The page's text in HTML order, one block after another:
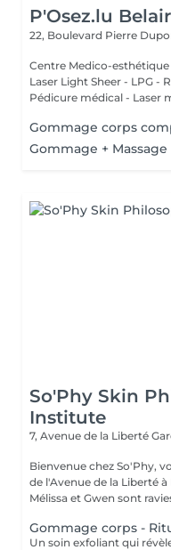
P'Osez.lu Belair
22, Boulevard Pierre
Centre Medico-
Laser Light Sheer - LPG -
Pédicure médical - Laser
Gommage corps
Gommage +
So'Phy Skin
Institute
7, Avenue de la Liberté
Bienvenue chez So'Phy,
de l'Avenue de la Liberté à
Mélissa et Gwen sont
Gommage corps -